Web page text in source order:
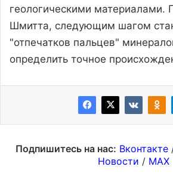
геологическими материалами.
Шмитта, следующим шагом
"отпечатков пальцев"
определить точное
Подпишитесь на нас: Вконтакте
Новости / MAX